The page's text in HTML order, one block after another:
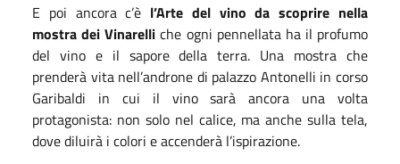
E poi ancora c’è l’Arte del vino da scoprire nella
mostra dei Vinarelliche ogni pennellata ha il profumo
del vino e il sapore della terra. Una mostra che
prenderà vita nell’androne di palazzo Antonelli in corso
Garibaldi in cui il vino sarà ancora una volta
protagonista: non solo nel calice, ma anche sulla tela,
dove diluirà i colori e accenderà l’ispirazione.